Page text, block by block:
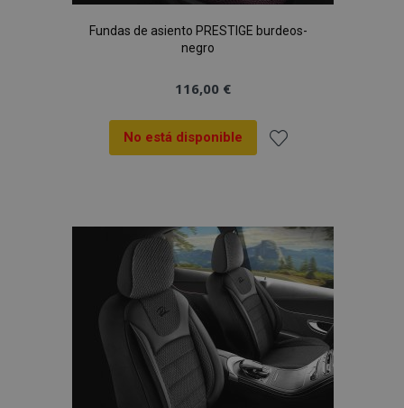
Fundas de asiento PRESTIGE burdeos-
negro
116,00 €
No está disponible
Lista
de
Deseos